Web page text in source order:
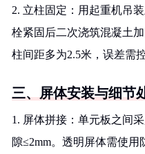
2. 立柱固定：用起重机吊
栓紧固后二次浇筑混凝土
柱间距多为2.5米，误差需
三、屏体安装与细节
1. 屏体拼接：单元板之间
隙≤2mm。透明屏体需使